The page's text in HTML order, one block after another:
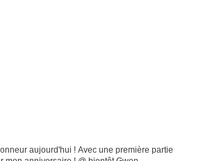
aujourd'hui ! Avec une première partie